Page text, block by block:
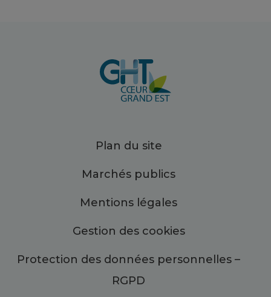
Plan du site
Marchés publics
Mentions légales
Gestion des cookies
Protection des données personnelles –
RGPD